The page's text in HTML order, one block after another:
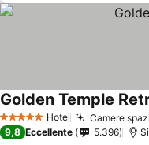
5 Stelle Hotel Camere
Golden Temple
9,8 Eccellente 5.396